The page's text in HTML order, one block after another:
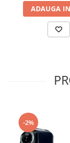
ADAUGA
-2%